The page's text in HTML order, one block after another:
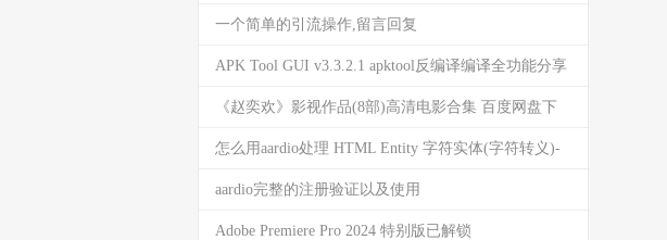
版
一个简单的引流操作,留言回复
APK Tool GUI v3.3.2.1 apktool反编译编译全功能分享
《赵奕欢》影视作品(8部)高清电影合集 百度网盘下
载
怎么用aardio处理 HTML Entity 字符实体(字符转义)-
编码和解码函数都有
aardio完整的注册验证以及使用
Adobe Premiere Pro 2024 特别版已解锁